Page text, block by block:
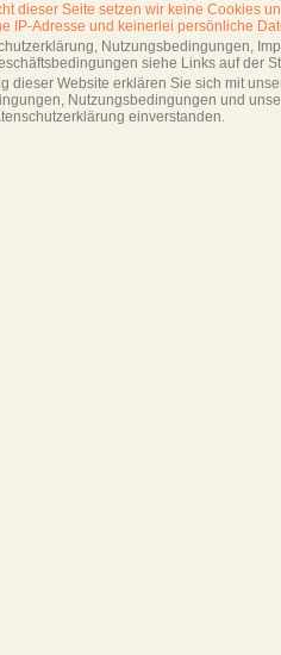
dieser Seite setzen wir keine Cookies
IP-Adresse und keinerlei persönliche
Nutzungsbedingungen,
siehe Links auf der
dieser Website erklären Sie sich mit
Nutzungsbedingungen und
einverstanden.